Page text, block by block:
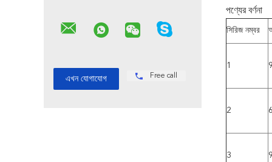
Free call
পণ্যের বর্ণনা
সিরিজ নম্বর
1
2
3